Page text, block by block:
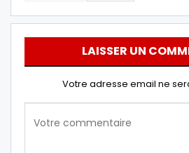
LAISSER UN
Votre adresse email ne